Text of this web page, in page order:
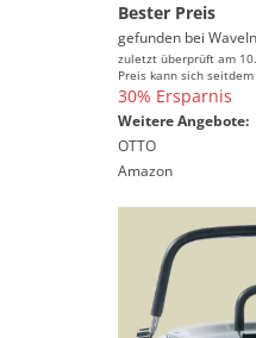
Bester Preis
gefunden bei
zuletzt überprüft am
Preis kann sich
30% Ersparnis
Weitere Angebote:
OTTO
Amazon